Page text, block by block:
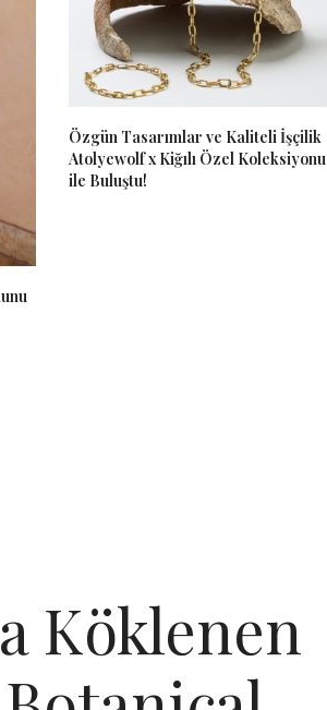
Özgün Tasarımlar ve Kaliteli İşçilik
Atolyewolf x Kiğılı Özel Koleksiyonu
ile Buluştu!
Köklenen